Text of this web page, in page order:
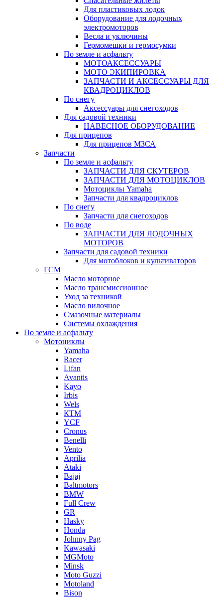
Для пластиковых лодок
Оборудование для лодочных
электромоторов
Весла и уключины
Гермомешки и гермосумки
По земле и асфальту
МОТОАКСЕССУАРЫ
МОТО ЭКИПИРОВКА
ЗАПЧАСТИ И АКСЕССУАРЫ ДЛЯ
КВАДРОЦИКЛОВ
По снегу
Аксессуары для снегоходов
Для садовой техники
НАВЕСНОЕ ОБОРУДОВАНИЕ
Для прицепов
Для прицепов МЗСА
Запчасти
По земле и асфальту
ЗАПЧАСТИ ДЛЯ СКУТЕРОВ
ЗАПЧАСТИ ДЛЯ МОТОЦИКЛОВ
Мотоциклы Yamaha
Запчасти для квадроциклов
По снегу
Запчасти для снегоходов
По воде
ЗАПЧАСТИ ДЛЯ ЛОДОЧНЫХ
МОТОРОВ
Запчасти для садовой техники
Для мотоблоков и культиваторов
ГСМ
Масло моторное
Масло трансмиссионное
Уход за техникой
Масло вилочное
Смазочные материалы
Системы охлаждения
По земле и асфальту
Мотоциклы
Yamaha
Racer
Lifan
Avantis
Kayo
Irbis
Wels
КТМ
YCF
Cronus
Benelli
Vento
Aprilia
Ataki
Bajaj
Baltmotors
BMW
Full Crew
GR
Hasky
Honda
Johnny Pag
Kawasaki
MGMoto
Minsk
Moto Guzzi
Motoland
Bison